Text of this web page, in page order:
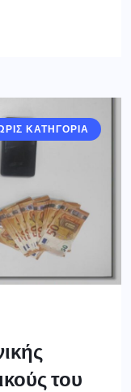
ΚΑΤΗΓΟΡΙΑ
του